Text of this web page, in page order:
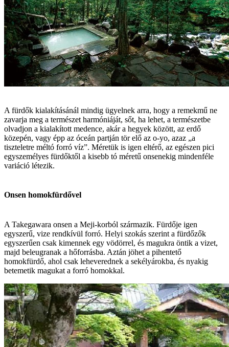
A fürdők kialakításánál mindig ügyelnek arra, hogy a remekmű ne
zavarja meg a természet harmóniáját, sőt, ha lehet, a természetbe
olvadjon a kialakított medence, akár a hegyek között, az erdő
közepén, vagy épp az óceán partján tör elő az o-yo, azaz „a
tiszteletre méltó forró víz”. Méretük is igen eltérő, az egészen pici
egyszemélyes fürdőktől a kisebb tó méretű onsenekig mindenféle
variáció létezik.
Onsen homokfürdővel
A Takegawara onsen a Meji-korból származik. Fürdője igen
egyszerű, vize rendkívül forró. Helyi szokás szerint a fürdőzők
egyszerűen csak kimennek egy vödörrel, és magukra öntik a vizet,
majd beleugranak a hőforrásba. Aztán jöhet a pihentető
homokfürdő, ahol csak leheverednek a sekélyárokba, és nyakig
betemetik magukat a forró homokkal.